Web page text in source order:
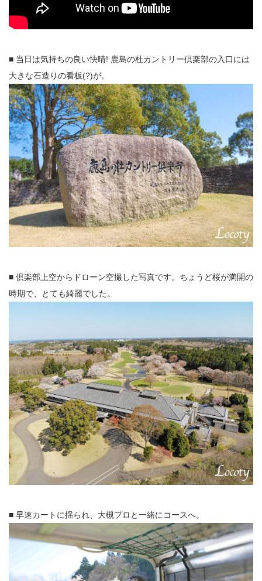
■ 当日は気持ちの良い快晴! 鹿島の杜カントリー倶楽部の入口には
大きな石造りの看板(?)が。
■ 倶楽部上空からドローン空撮した写真です。ちょうど桜が満開の
時期で、とても綺麗でした。
■ 早速カートに揺られ、大槻プロと一緒にコースへ。